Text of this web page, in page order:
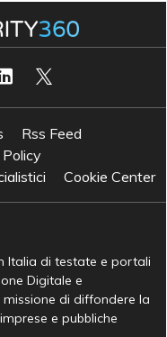
Rss Feed
Cookie Center
Italia di testate e portali
Digitale e
missione di diffondere la
e pubbliche